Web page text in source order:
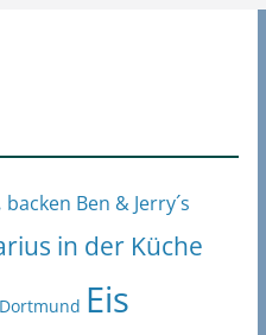
backen Ben & Jerry´s
in der Küche
Dortmund Eis